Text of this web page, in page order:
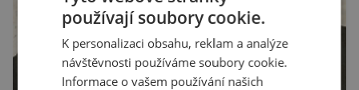
používají soubory cookie.
K personalizaci obsahu, reklam a analýze
návštěvnosti používáme soubory cookie.
Informace o vašem používání našich